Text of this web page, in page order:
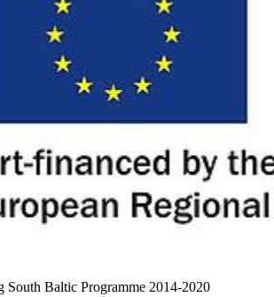
South Baltic Programme 2014-2020